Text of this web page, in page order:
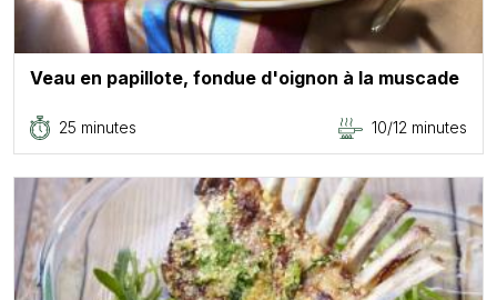
Veau en papillote, fondue d'oignon à la muscade
25 minutes 10/12 minutes